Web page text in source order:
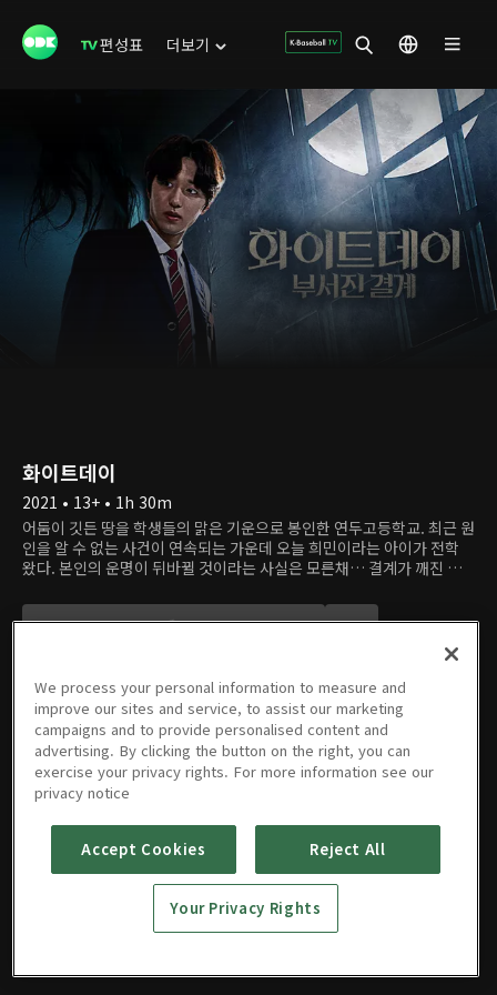
편성표 더보기
화이트데이
2021 • 13+ • 1h 30m
어둠이 깃든 땅을 학생들의 맑은 기운으로 봉인한 연두고등학교. 최근 원
인을 알 수 없는 사건이 연속되는 가운데 오늘 희민이라는 아이가 전학
왔다. 본인의 운명이 뒤바뀔 것이라는 사실은 모른채… 결계가 깨진 그
영화
화이트데
We process your personal information to measure and
improve our sites and service, to assist our marketing
campaigns and to provide personalised content and
advertising. By clicking the button on the right, you can
exercise your privacy rights. For more information see our
privacy notice
Accept Cookies Reject All
Your Privacy Rights